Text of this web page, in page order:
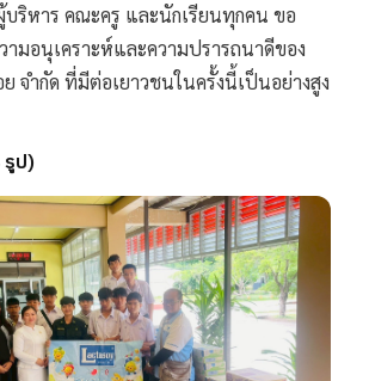
ริหาร คณะครู และนักเรียนทุกคน ขอ
มอนุเคราะห์และความปรารถนาดีของ
จำกัด ที่มีต่อเยาวชนในครั้งนี้เป็นอย่างสูง
รูป)